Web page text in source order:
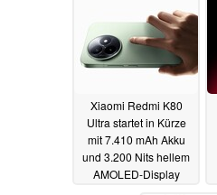
Xiaomi Redmi K80
Ultra startet in Kürze
mit 7.410 mAh Akku
und 3.200 Nits hellem
AMOLED-Display